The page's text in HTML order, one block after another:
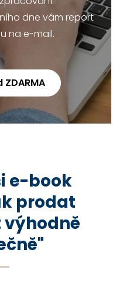
dne vám report
na e-mail.
e-book
prodat